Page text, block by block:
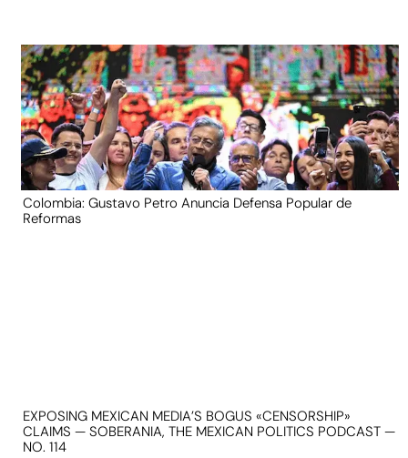
Colombia: Gustavo Petro Anuncia Defensa Popular de
Reformas
EXPOSING MEXICAN MEDIA’S BOGUS «CENSORSHIP»
CLAIMS — SOBERANIA, THE MEXICAN POLITICS PODCAST —
NO. 114